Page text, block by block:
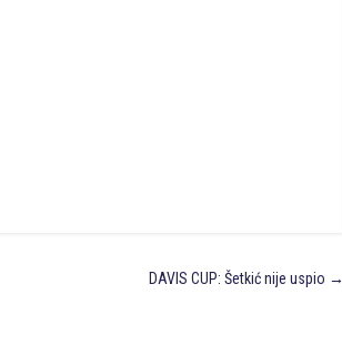
DAVIS CUP: Šetkić nije uspio →